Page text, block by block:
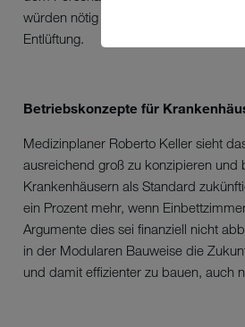
würden nötig und bürgen wiederum
Entlüftung.
Betriebskonzepte für
Medizinplaner Roberto Keller sieht
ausreichend groß zu konzipieren und
Krankenhäusern als Standard
ein Prozent mehr, wenn
Argumente dies sei finanziell nicht
in der Modularen Bauweise die
und damit effizienter zu bauen, auch